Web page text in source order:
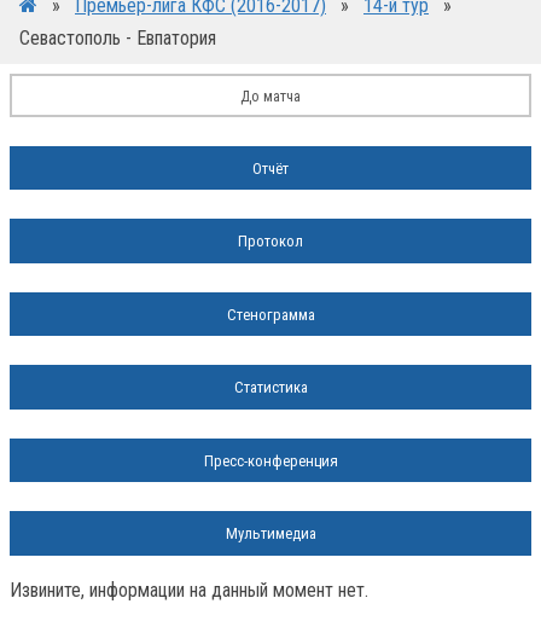
» Премьер-лига КФС (2016-2017) » 14-й тур
»
Севастополь - Евпатория
До матча
Отчёт
Протокол
Стенограмма
Статистика
Пресс-конференция
Мультимедиа
Извините, информации на данный момент нет.